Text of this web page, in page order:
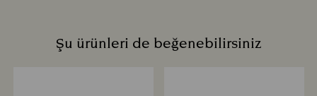
Şu ürünleri de beğenebilirsiniz